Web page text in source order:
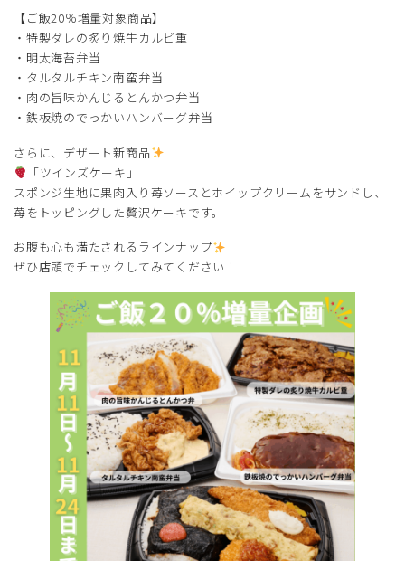
【ご飯20％増量対象商品】
・特製ダレの炙り焼牛カルビ重
・明太海苔弁当
・タルタルチキン南蛮弁当
・肉の旨味かんじるとんかつ弁当
・鉄板焼のでっかいハンバーグ弁当
さらに、デザート新商品
「ツインズケーキ」
スポンジ生地に果肉入り苺ソースとホイップクリームをサンドし、
苺をトッピングした贅沢ケーキです。
お腹も心も満たされるラインナップ
ぜひ店頭でチェックしてみてください！